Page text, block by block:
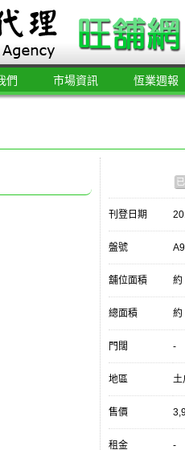
們 市場資訊 恆業週報
刊登日期
盤號
舖位面積 約
總面積 約
門闊 -
地區 土
售價
租金 -